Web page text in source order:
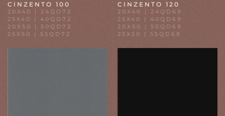
CINZENTO 100
20X40 | 24QD72
25X40 | 40QD72
20X50 | 50QD72
25X50 | 55QD72
CINZENTO 120
20X40 | 24QD69
25X40 | 40QD69
20X50 | 50QD69
25X50 | 55QD69